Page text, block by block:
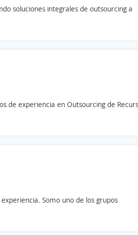
soluciones integrales de outsourcing a
de experiencia en Outsourcing de
Somo uno de los grupos